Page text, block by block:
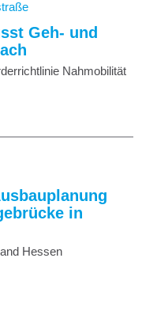
Geh- und
Nahmobilität
in
Hessen